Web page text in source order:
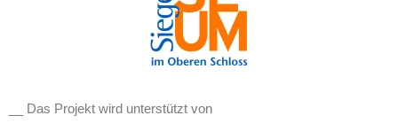
__ Das Projekt wird unterstützt von